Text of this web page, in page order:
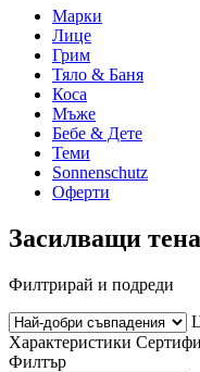
Марки
Лице
Грим
Тяло & Баня
Коса
Мъже
Бебе & Дете
Теми
Sonnenschutz
Оферти
Засилващи
Филтрирай и подреди
Характеристики
Филтър